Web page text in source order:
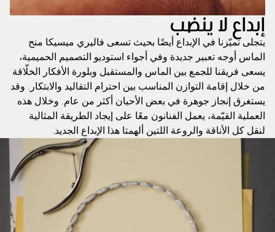
إبداع لا ينضب
يتجلى تميّزنا في الإبداع أيضًا بحيث تسعى فاليري ميسيكا منح
الماس أوجه تعبير جديدة وفي أجواء استوديو التصميم الحميمية،
يسعى فريقنا للجمع بين الماس والمستقبل وبلورة الأفكار الخلّاقة
من خلال إقامة التوازن المناسب بين احترام التقاليد والابتكار. وقد
يستغرق إنجاز جوهرة في بعض الأحيان أكثر من عام. وخلال هذه
العملية القيّمة، يعمل الفنانون معًا على إيجاد الطريقة المثالية
لنقل كل الأناقة والروعة اللتين ألهمتا هذا الإبداع الجديد.